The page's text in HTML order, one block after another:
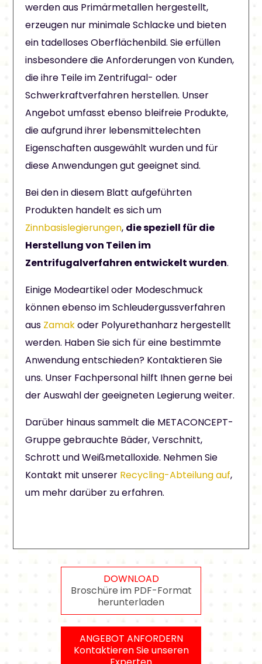
werden aus Primärmetallen hergestellt,
erzeugen nur minimale Schlacke und bieten
ein tadelloses Oberflächenbild. Sie erfüllen
insbesondere die Anforderungen von Kunden,
die ihre Teile im Zentrifugal- oder
Schwerkraftverfahren herstellen. Unser
Angebot umfasst ebenso bleifreie Produkte,
die aufgrund ihrer lebensmittelechten
Eigenschaften ausgewählt wurden und für
diese Anwendungen gut geeignet sind.
Bei den in diesem Blatt aufgeführten
Produkten handelt es sich um
Zinnbasislegierungen, die speziell für die
Herstellung von Teilen im
Zentrifugalverfahren entwickelt wurden.
Einige Modeartikel oder Modeschmuck
können ebenso im Schleudergussverfahren
aus Zamakoder Polyurethanharz hergestellt
werden. Haben Sie sich für eine bestimmte
Anwendung entschieden? Kontaktieren Sie
uns. Unser Fachpersonal hilft Ihnen gerne bei
der Auswahl der geeigneten Legierung weiter.
Darüber hinaus sammelt die METACONCEPT-
Gruppe gebrauchte Bäder, Verschnitt,
Schrott und Weißmetalloxide. Nehmen Sie
Kontakt mit unserer Recycling-Abteilung auf,
um mehr darüber zu erfahren.
DOWNLOAD
Broschüre im PDF-Format
herunterladen
ANGEBOT ANFORDERN
Kontaktieren Sie unseren